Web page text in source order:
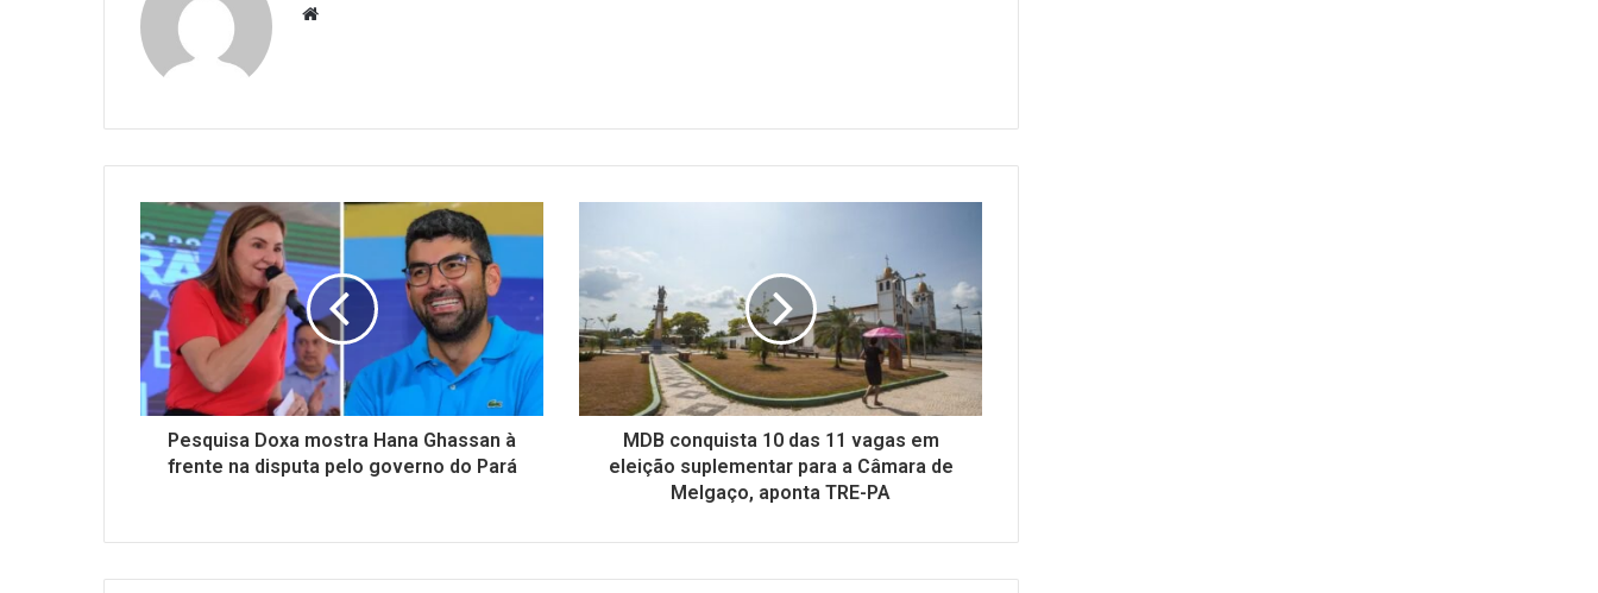
Website
Pesquisa Doxa mostra Hana Ghassan à
frente na disputa pelo governo do Pará
MDB conquista 10 das 11 vagas em
eleição suplementar para a Câmara de
Melgaço, aponta TRE-PA